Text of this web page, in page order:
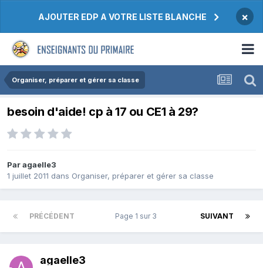
AJOUTER EDP A VOTRE LISTE BLANCHE ×
Organiser, préparer et gérer sa classe
besoin d'aide! cp à 17 ou CE1 à 29?
Par agaelle3
1 juillet 2011 dans Organiser, préparer et gérer sa classe
PRÉCÉDENT SUIVANT
Page 1 sur 3
agaelle3